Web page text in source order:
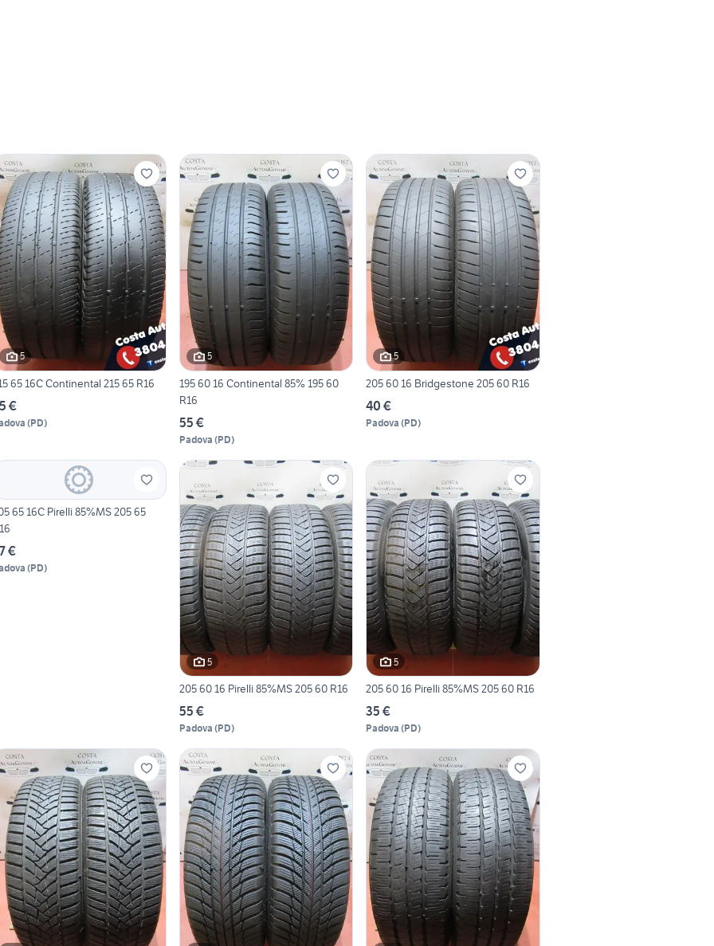
5
215 65 16C Continental 215 65 R16
€
(PD)
5
195 60 16 Continental 85% 195 60
R16
55 €
Padova (PD)
5
205 60 16 Bridgestone 205 60 R16
40 €
Padova (PD)
65 16C Pirelli 85%MS 205 65
€
(PD)
5
205 60 16 Pirelli 85%MS 205 60 R16
55 €
Padova (PD)
5
205 60 16 Pirelli 85%MS 205 60 R16
35 €
Padova (PD)